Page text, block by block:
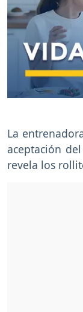
La
aceptación
revela los